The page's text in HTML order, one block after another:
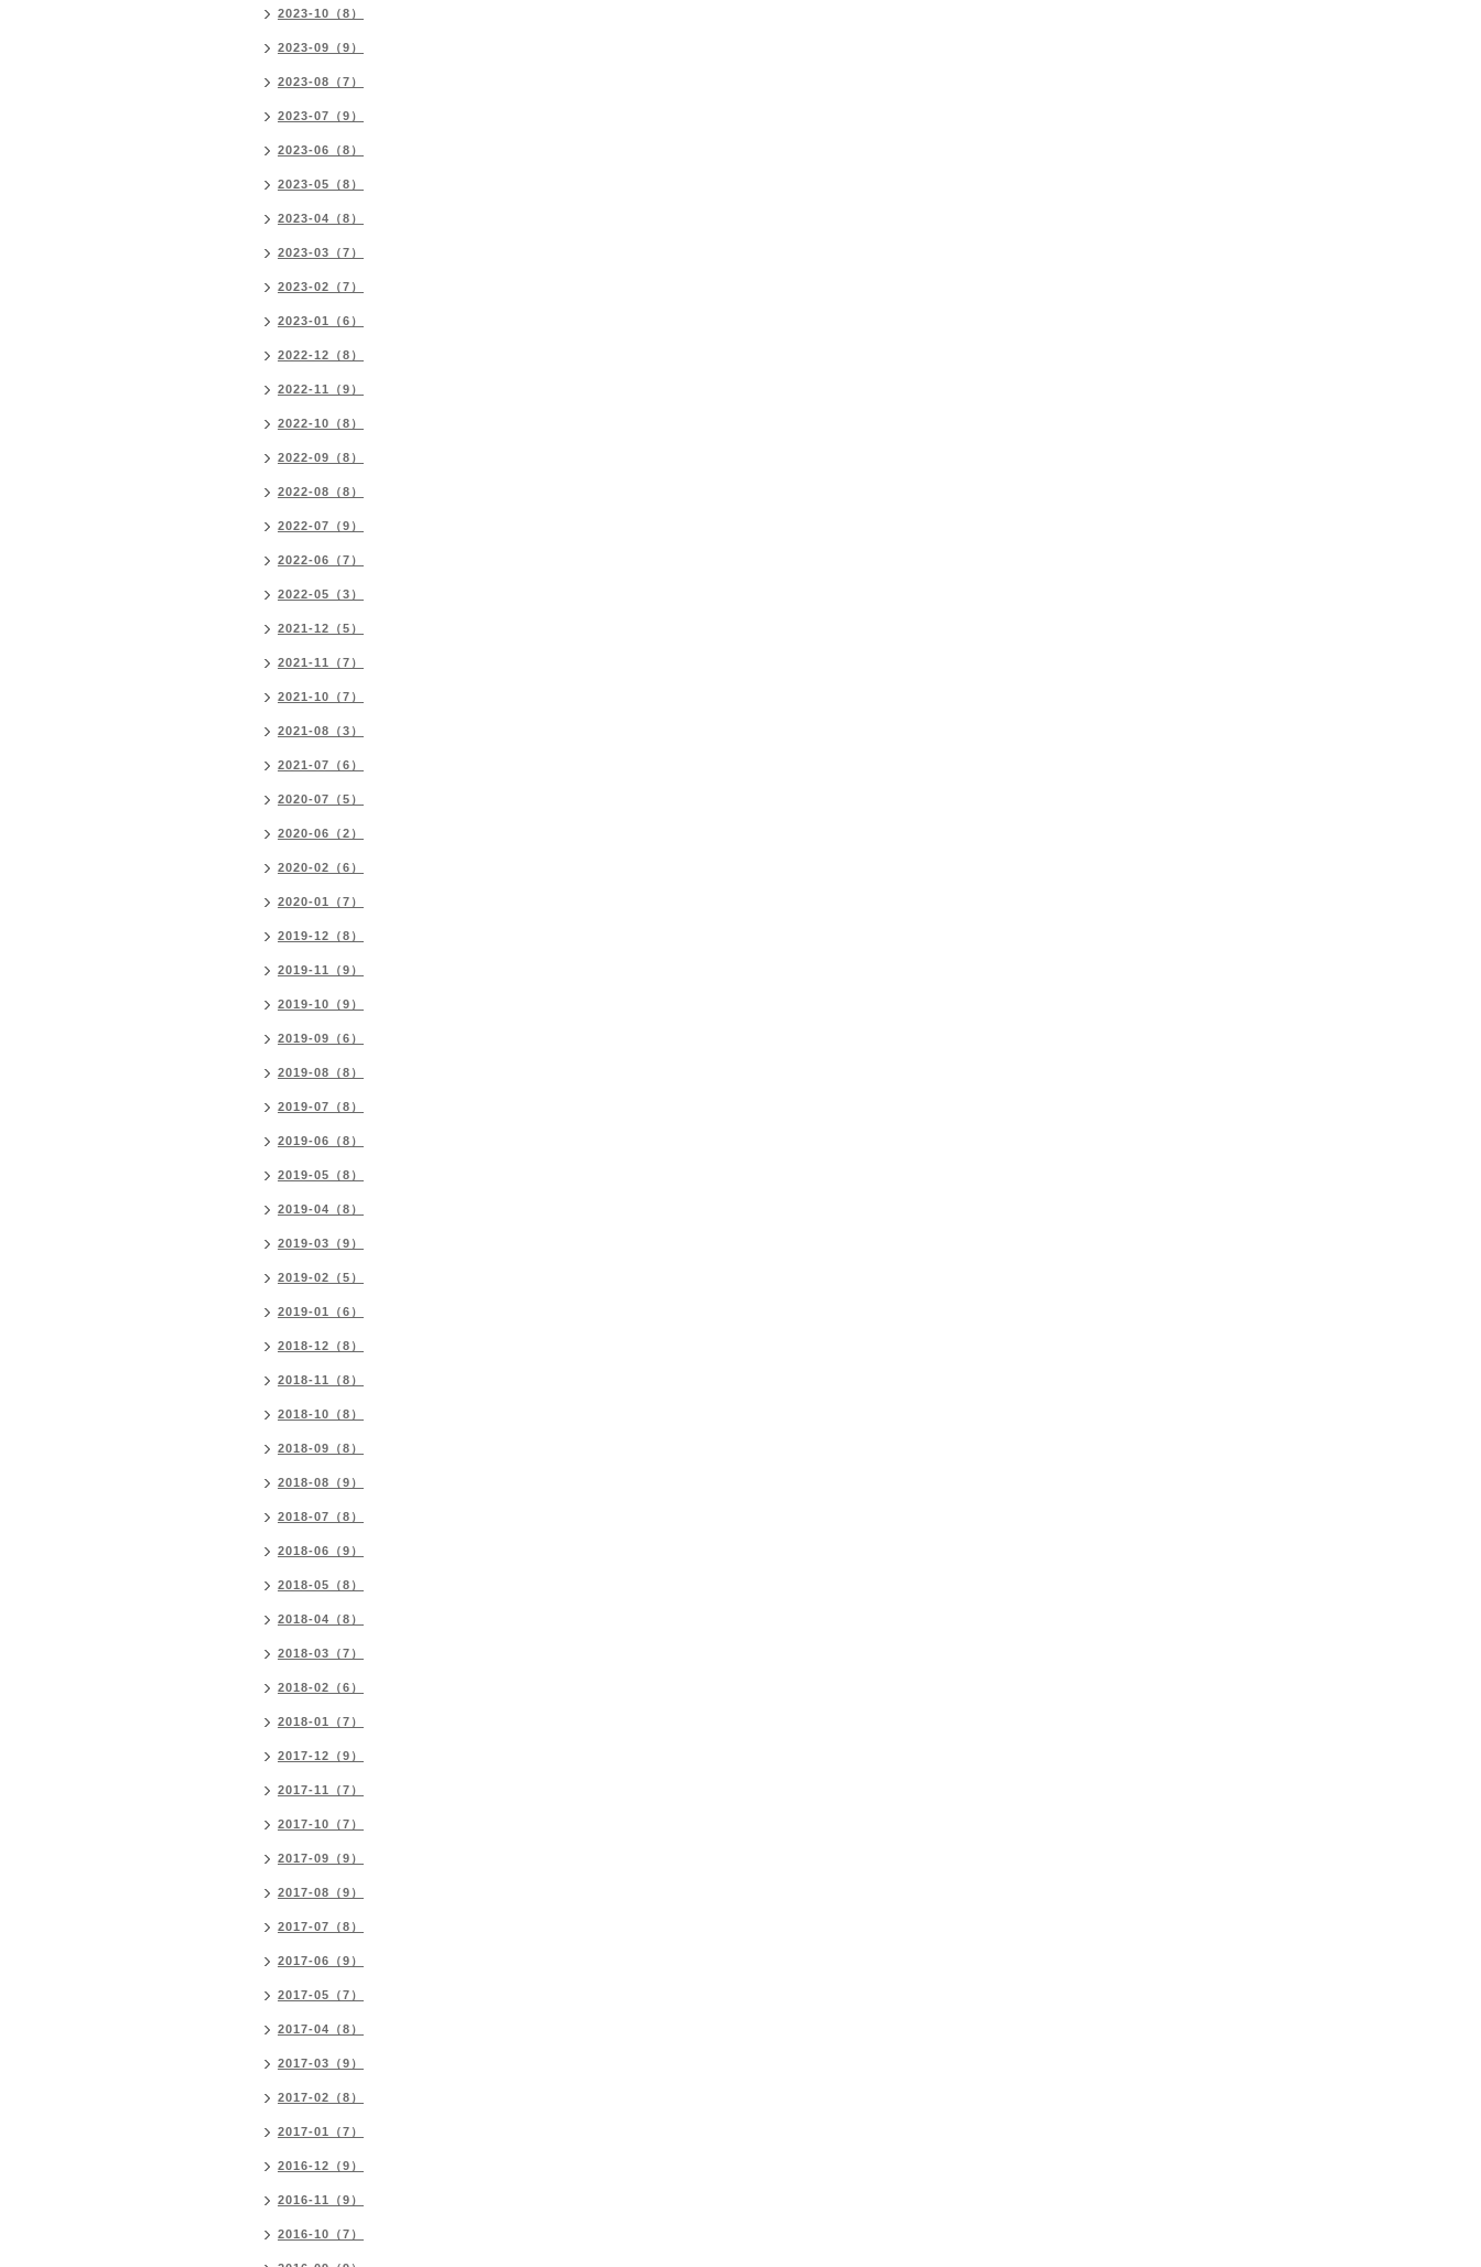
2023-10（8）
2023-09（9）
2023-08（7）
2023-07（9）
2023-06（8）
2023-05（8）
2023-04（8）
2023-03（7）
2023-02（7）
2023-01（6）
2022-12（8）
2022-11（9）
2022-10（8）
2022-09（8）
2022-08（8）
2022-07（9）
2022-06（7）
2022-05（3）
2021-12（5）
2021-11（7）
2021-10（7）
2021-08（3）
2021-07（6）
2020-07（5）
2020-06（2）
2020-02（6）
2020-01（7）
2019-12（8）
2019-11（9）
2019-10（9）
2019-09（6）
2019-08（8）
2019-07（8）
2019-06（8）
2019-05（8）
2019-04（8）
2019-03（9）
2019-02（5）
2019-01（6）
2018-12（8）
2018-11（8）
2018-10（8）
2018-09（8）
2018-08（9）
2018-07（8）
2018-06（9）
2018-05（8）
2018-04（8）
2018-03（7）
2018-02（6）
2018-01（7）
2017-12（9）
2017-11（7）
2017-10（7）
2017-09（9）
2017-08（9）
2017-07（8）
2017-06（9）
2017-05（7）
2017-04（8）
2017-03（9）
2017-02（8）
2017-01（7）
2016-12（9）
2016-11（9）
2016-10（7）